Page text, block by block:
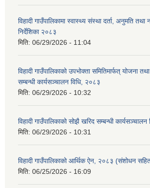
विहादी गाउँपालिकामा स्वास्थ्य संस्था दर्ता, अनुमति तथा
निर्देशिका २०८३
मिति: 06/29/2026 - 11:04
विहादी गाउँपालिकाको उपभोक्ता समितिमार्फत् योजना
सम्बन्धी कार्यसञ्चालन विधि, २०८३
मिति: 06/29/2026 - 10:32
विहादी गाउँपालिकाको सोझै खरिद सम्बन्धी
मिति: 06/29/2026 - 10:31
विहादी गाउँपालिकाको आर्थिक ऐन, २०८३ (संशोधन
मिति: 06/25/2026 - 16:09